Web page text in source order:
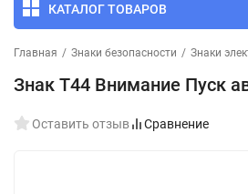
КАТАЛОГ ТОВАРОВ
Главная / Знаки безопасности / Знаки
Знак T44 Внимание Пуск
Оставить отзыв Сравнение